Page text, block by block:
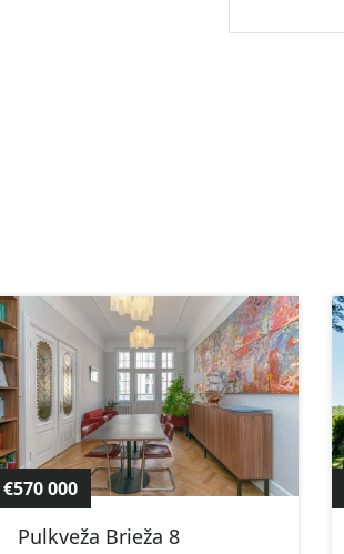
€570 000
Pulkveža Brieža 8